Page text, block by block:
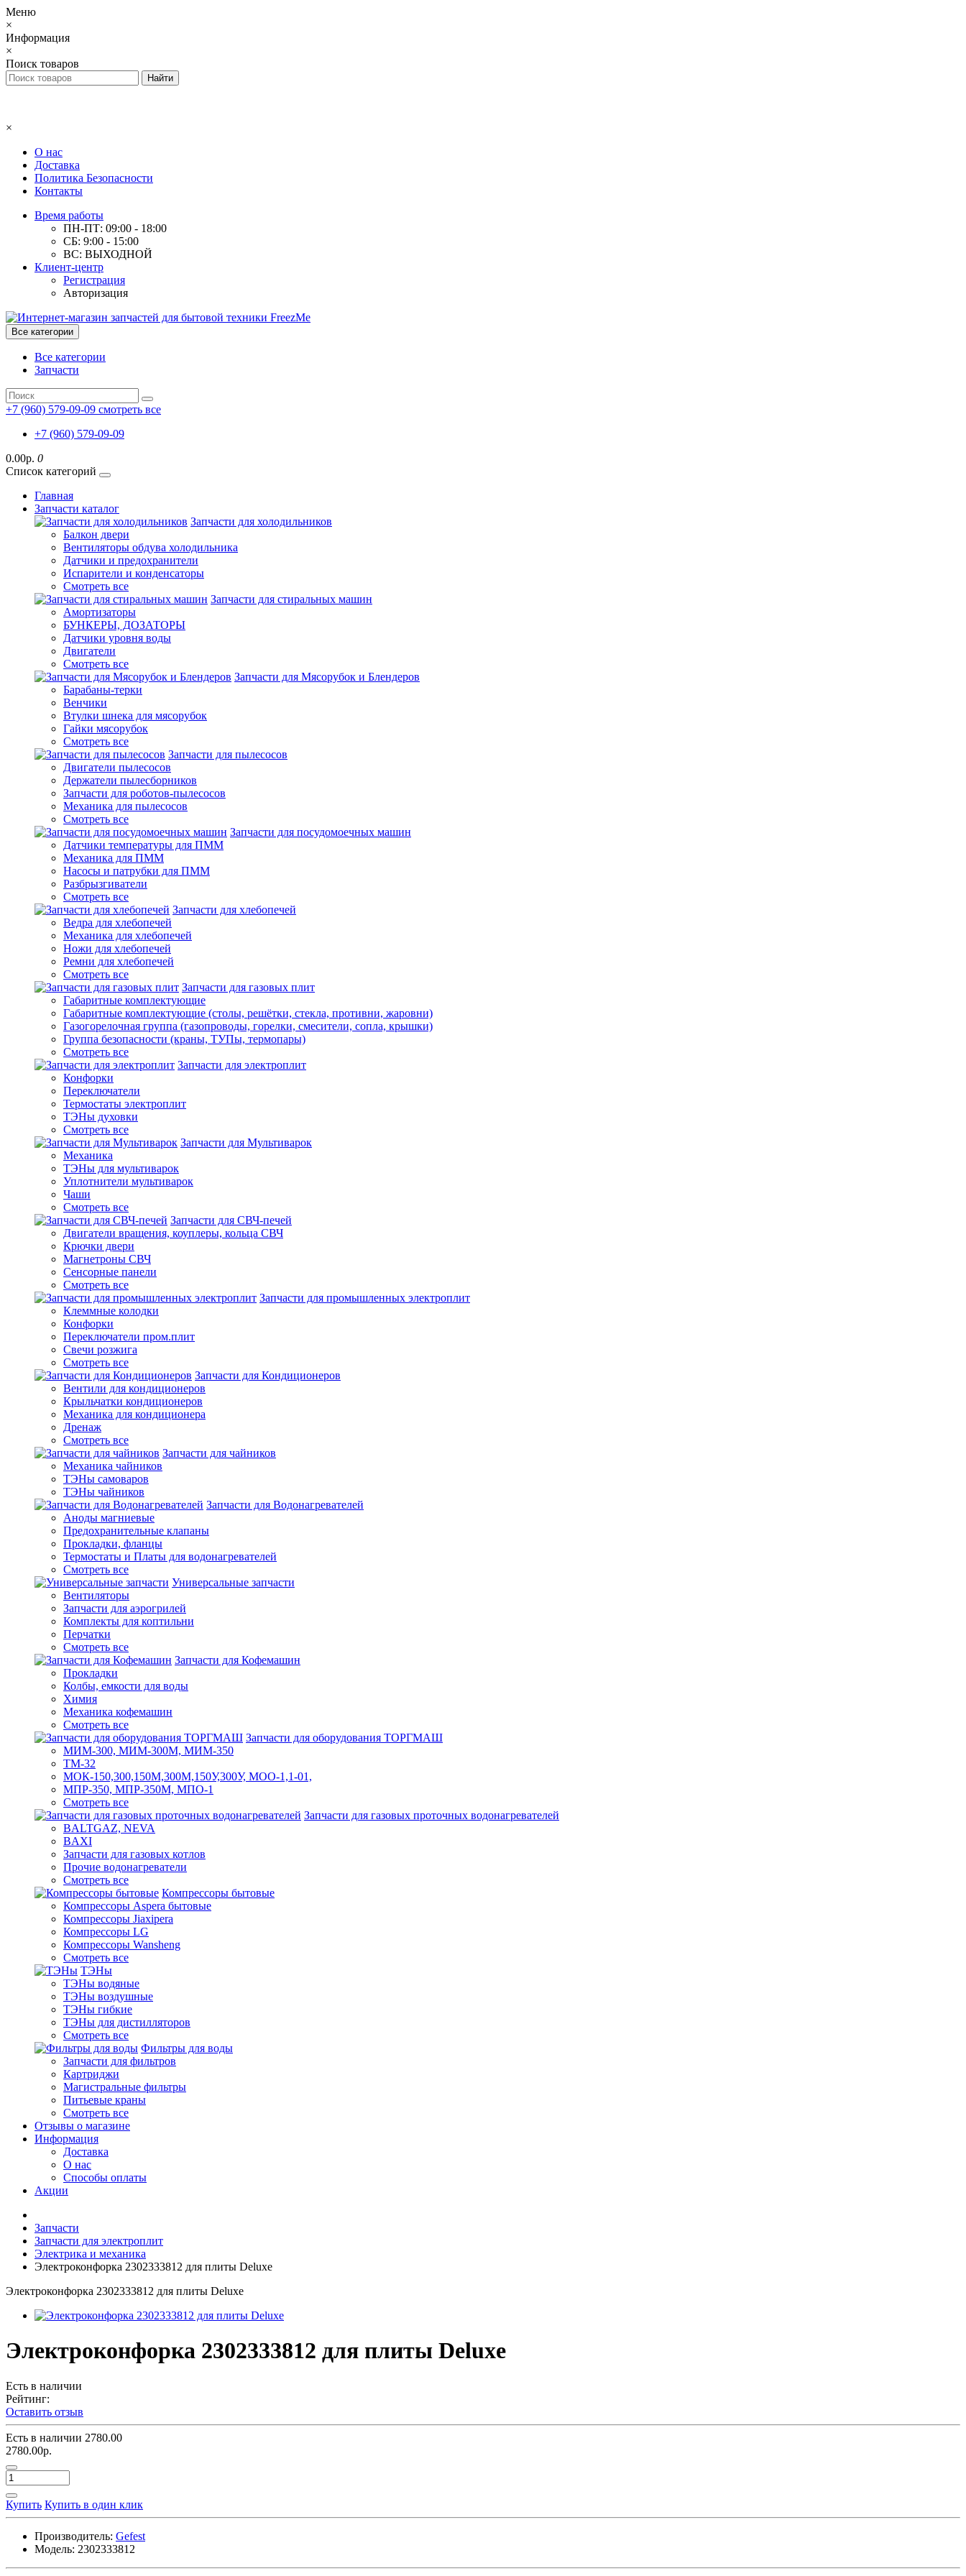
Меню
×
Информация
×
Поиск товаров
×
О нас
Доставка
Политика Безопасности
Контакты
Время работы
ПН-ПТ: 09:00 - 18:00
СБ: 9:00 - 15:00
ВС: ВЫХОДНОЙ
Клиент-центр
Регистрация
Авторизация
Все категории
Все категории
Запчасти
+7 (960) 579-09-09 смотреть все
+7 (960) 579-09-09
0.00р. 0
Список категорий
Главная
Запчасти каталог
Запчасти для холодильников
Балкон двери
Вентиляторы обдува холодильника
Датчики и предохранители
Испарители и конденсаторы
Смотреть все
Запчасти для стиральных машин
Амортизаторы
БУНКЕРЫ, ДОЗАТОРЫ
Датчики уровня воды
Двигатели
Смотреть все
Запчасти для Мясорубок и Блендеров
Барабаны-терки
Венчики
Втулки шнека для мясорубок
Гайки мясорубок
Смотреть все
Запчасти для пылесосов
Двигатели пылесосов
Держатели пылесборников
Запчасти для роботов-пылесосов
Механика для пылесосов
Смотреть все
Запчасти для посудомоечных машин
Датчики температуры для ПММ
Механика для ПММ
Насосы и патрубки для ПММ
Разбрызгиватели
Смотреть все
Запчасти для хлебопечей
Ведра для хлебопечей
Механика для хлебопечей
Ножи для хлебопечей
Ремни для хлебопечей
Смотреть все
Запчасти для газовых плит
Габаритные комплектующие
Габаритные комплектующие (столы, решётки, стекла, противни, жаровни)
Газогорелочная группа (газопроводы, горелки, смесители, сопла, крышки)
Группа безопасности (краны, ТУПы, термопары)
Смотреть все
Запчасти для электроплит
Конфорки
Переключатели
Термостаты электроплит
ТЭНы духовки
Смотреть все
Запчасти для Мультиварок
Механика
ТЭНы для мультиварок
Уплотнители мультиварок
Чаши
Смотреть все
Запчасти для СВЧ-печей
Двигатели вращения, коуплеры, кольца СВЧ
Крючки двери
Магнетроны СВЧ
Сенсорные панели
Смотреть все
Запчасти для промышленных электроплит
Клеммные колодки
Конфорки
Переключатели пром.плит
Свечи розжига
Смотреть все
Запчасти для Кондиционеров
Вентили для кондиционеров
Крыльчатки кондиционеров
Механика для кондиционера
Дренаж
Смотреть все
Запчасти для чайников
Механика чайников
ТЭНы самоваров
ТЭНы чайников
Запчасти для Водонагревателей
Аноды магниевые
Предохранительные клапаны
Прокладки, фланцы
Термостаты и Платы для водонагревателей
Смотреть все
Универсальные запчасти
Вентиляторы
Запчасти для аэрогрилей
Комплекты для коптильни
Перчатки
Смотреть все
Запчасти для Кофемашин
Прокладки
Колбы, емкости для воды
Химия
Механика кофемашин
Смотреть все
Запчасти для оборудования ТОРГМАШ
МИМ-300, МИМ-300М, МИМ-350
ТМ-32
МОК-150,300,150М,300М,150У,300У, МОО-1,1-01,
МПР-350, МПР-350М, МПО-1
Смотреть все
Запчасти для газовых проточных водонагревателей
BALTGAZ, NEVA
BAXI
Запчасти для газовых котлов
Прочие водонагреватели
Смотреть все
Компрессоры бытовые
Компрессоры Aspera бытовые
Компрессоры Jiaxipera
Компрессоры LG
Компрессоры Wansheng
Смотреть все
ТЭНы
ТЭНы водяные
ТЭНы воздушные
ТЭНы гибкие
ТЭНы для дистилляторов
Смотреть все
Фильтры для воды
Запчасти для фильтров
Картриджи
Магистральные фильтры
Питьевые краны
Смотреть все
Отзывы о магазине
Информация
Доставка
О нас
Способы оплаты
Акции
Запчасти
Запчасти для электроплит
Электрика и механика
Электроконфорка 2302333812 для плиты Deluxe
Электроконфорка 2302333812 для плиты Deluxe
Электроконфорка 2302333812 для плиты Deluxe
Есть в наличии
Рейтинг:
Оставить отзыв
Есть в наличии 2780.00
2780.00р.
Купить Купить в один клик
Производитель: Gefest
Модель: 2302333812